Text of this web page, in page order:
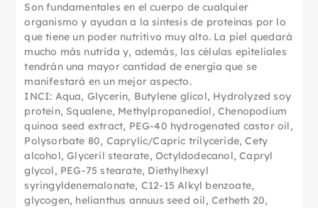
Son fundamentales en el cuerpo de cualquier
organismo y ayudan a la síntesis de proteínas por lo
que tiene un poder nutritivo muy alto. La piel quedará
mucho más nutrida y, además, las células epiteliales
tendrán una mayor cantidad de energía que se
manifestará en un mejor aspecto.
INCI: Aqua, Glycerin, Butylene glicol, Hydrolyzed soy
protein, Squalene, Methylpropanediol, Chenopodium
quinoa seed extract, PEG-40 hydrogenated castor oil,
Polysorbate 80, Caprylic/Capric trilyceride, Cety
alcohol, Glyceril stearate, Octyldodecanol, Capryl
glycol, PEG-75 stearate, Diethylhexyl
syringyldenemalonate, C12-15 Alkyl benzoate,
glycogen, helianthus annuus seed oil, Cetheth 20,